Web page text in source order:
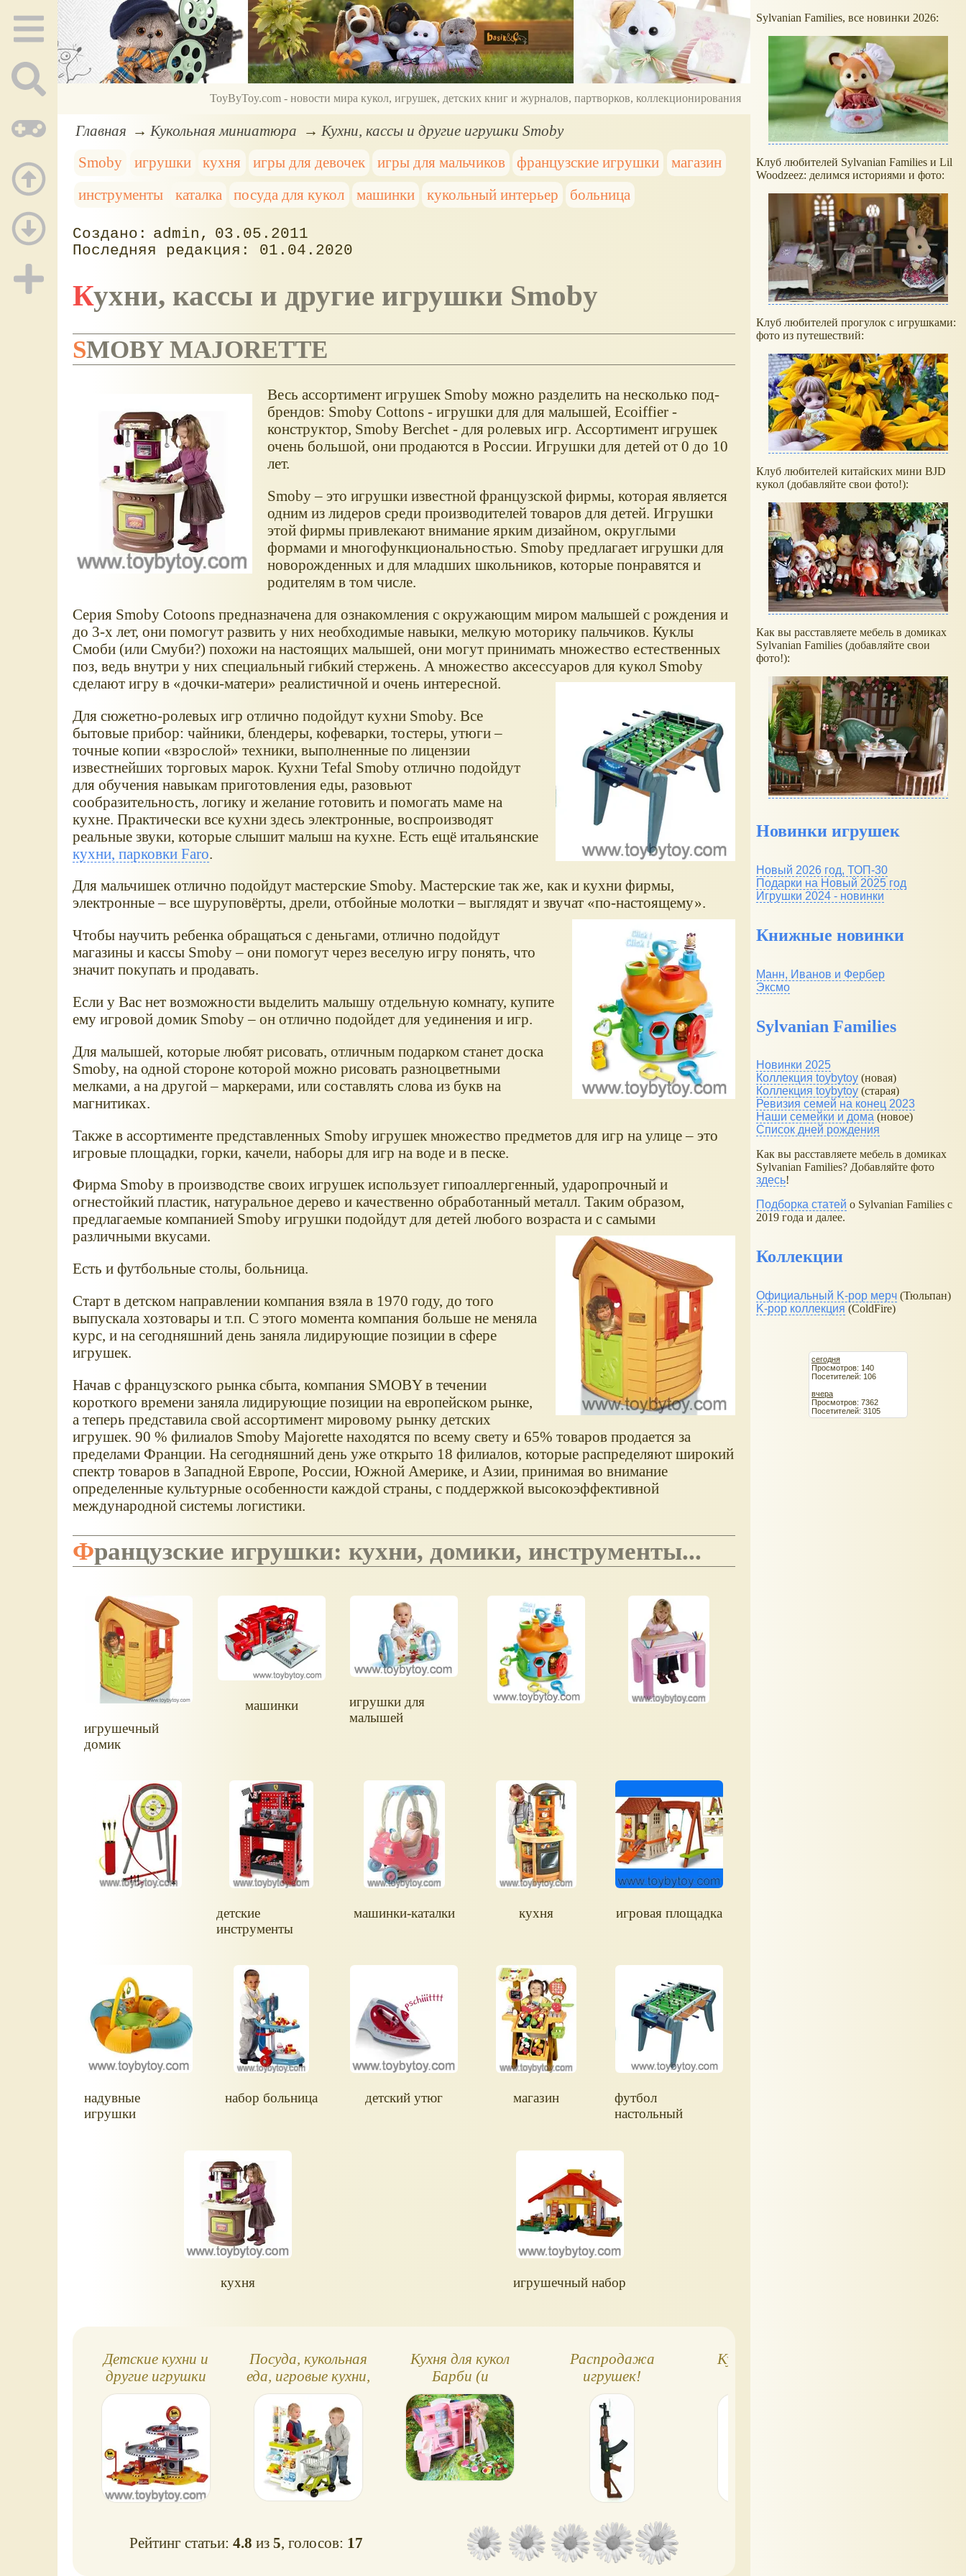
ToyByToy.com - новости мира кукол, игрушек, детских книг и журналов, партворков, коллекционирования
Главная Кукольная миниатюра
Кухни, кассы и другие игрушки Smoby
Smoby
игрушки кухня игры для девочек игры для мальчиков французские игрушки
магазин
инструменты
каталка посуда для кукол машинки кукольный интерьер больница
admin
03.05.2011
01.04.2020
Кухни, кассы и другие игрушки Smoby
SMOBY MAJORETTE
Весь ассортимент игрушек Smoby можно разделить на несколько под-
брендов: Smoby Cottons - игрушки для для малышей, Ecoiffier -
конструктор, Smoby Berchet - для ролевых игр. Ассортимент игрушек
очень большой, они продаются в России. Игрушки для детей от 0 до 10
лет.
Smoby – это игрушки известной французской фирмы, которая является
одним из лидеров среди производителей товаров для детей. Игрушки
этой фирмы привлекают внимание ярким дизайном, округлыми
формами и многофункциональностью. Smoby предлагает игрушки для
новорожденных и для младших школьников, которые понравятся и
родителям в том числе.
Серия Smoby Cotoons предназначена для ознакомления с окружающим миром малышей с рождения и
до 3-х лет, они помогут развить у них необходимые навыки, мелкую моторику пальчиков. Куклы
Смоби (или Смуби?) похожи на настоящих малышей, они могут принимать множество естественных
поз, ведь внутри у них специальный гибкий стержень. А множество аксессуаров для кукол Smoby
сделают игру в
дочки-матери
реалистичной и очень интересной.
Для сюжетно-ролевых игр отлично подойдут кухни Smoby. Все
бытовые прибор: чайники, блендеры, кофеварки, тостеры, утюги –
точные копии
взрослой
техники, выполненные по лицензии
известнейших торговых марок. Кухни Tefal Smoby отлично подойдут
для обучения навыкам приготовления еды, разовьют
сообразительность, логику и желание готовить и помогать маме на
кухне. Практически все кухни здесь электронные, воспроизводят
реальные звуки, которые слышит малыш на кухне. Есть ещё итальянские
кухни, парковки Faro.
Для мальчишек отлично подойдут мастерские Smoby. Мастерские так же, как и кухни фирмы,
электронные – все шуруповёрты, дрели, отбойные молотки – выглядят и звучат
по-настоящему .
Чтобы научить ребенка обращаться с деньгами, отлично подойдут
магазины и кассы Smoby – они помогут через веселую игру понять, что
значит покупать и продавать.
Если у Вас нет возможности выделить малышу отдельную комнату, купите
ему игровой домик Smoby – он отлично подойдет для уединения и игр.
Для малышей, которые любят рисовать, отличным подарком станет доска
Smoby, на одной стороне которой можно рисовать разноцветными
мелками, а на другой – маркерами, или составлять слова из букв на
магнитиках.
Также в ассортименте представленных Smoby игрушек множество предметов для игр на улице – это
игровые площадки, горки, качели, наборы для игр на воде и в песке.
Фирма Smoby в производстве своих игрушек использует гипоаллергенный, ударопрочный и
огнестойкий пластик, натуральное дерево и качественно обработанный металл. Таким образом,
предлагаемые компанией Smoby игрушки подойдут для детей любого возраста и с самыми
различными вкусами.
Есть и футбольные столы, больница.
Старт в детском направлении компания взяла в 1970 году, до того
выпускала хозтовары и т.п. С этого момента компания больше не меняла
курс, и на сегодняшний день заняла лидирующие позиции в сфере
игрушек.
Начав с французского рынка сбыта, компания SMOBY в течении
короткого времени заняла лидирующие позиции на европейском рынке,
а теперь представила свой ассортимент мировому рынку детских
игрушек. 90 % филиалов Smoby Majorette находятся по всему свету и 65% товаров продается за
пределами Франции. На сегодняшний день уже открыто 18 филиалов, которые распределяют широкий
спектр товаров в Западной Европе, России, Южной Америке, и Азии, принимая во внимание
определенные культурные особенности каждой страны, с поддержкой высокоэффективной
международной системы логистики.
Французские игрушки: кухни, домики, инструменты...
игрушечный
домик
машинки
игрушки для
малышей
детские
инструменты
машинки-каталки кухня игровая площадка
надувные
игрушки
набор больница детский утюг магазин
футбол
настольный
кухня игрушечный набор
Детские кухни и
другие игрушки
Faro (Фаро)
Посуда, кукольная
еда, игровые кухни,
игра в магазин
Кухня для кукол
Барби (и
аналогичных кукол)
Распродажа
игрушек!
Куклы и пупсы
Рейтинг статьи:4.8 из5, голосов: 17
Sylvanian Families, все новинки 2026:
Клуб любителей Sylvanian Families и Lil
Woodzeez: делимся историями и фото:
Клуб любителей прогулок с игрушками:
фото из путешествий:
Клуб любителей китайских мини BJD
кукол (добавляйте свои фото!):
Как вы расставляете мебель в домиках
Sylvanian Families (добавляйте свои
фото!):
Новинки игрушек
Новый 2026 год, ТОП-30
Подарки на Новый 2025 год
Игрушки 2024 - новинки
Книжные новинки
Манн, Иванов и Фербер
Эксмо
Sylvanian Families
Новинки 2025
Коллекция toybytoy (новая)
Коллекция toybytoy (старая)
Ревизия семей на конец 2023
Наши семейки и дома (новое)
Список дней рождения
Как вы расставляете мебель в домиках
Sylvanian Families? Добавляйте фото
здесь!
Подборка статей о Sylvanian Families с
2019 года и далее.
Коллекции
Официальный K-pop мерч (Тюльпан)
K-pop коллекция (ColdFire)
сегодня
Просмотров: 140
Посетителей: 106
вчера
Просмотров: 7362
Посетителей: 3105